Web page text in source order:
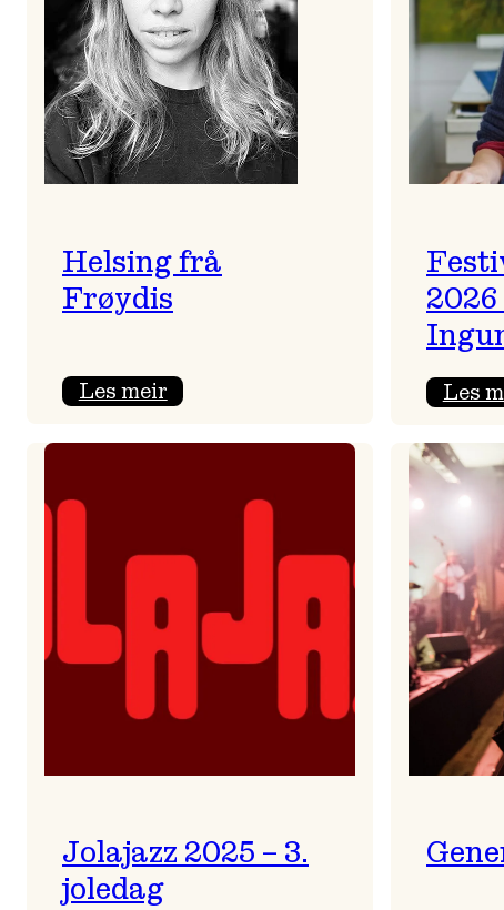
Helsing frå
Frøydis
Les meir:
frå
2026
Les
Jolajazz 2025 – 3.
joledag